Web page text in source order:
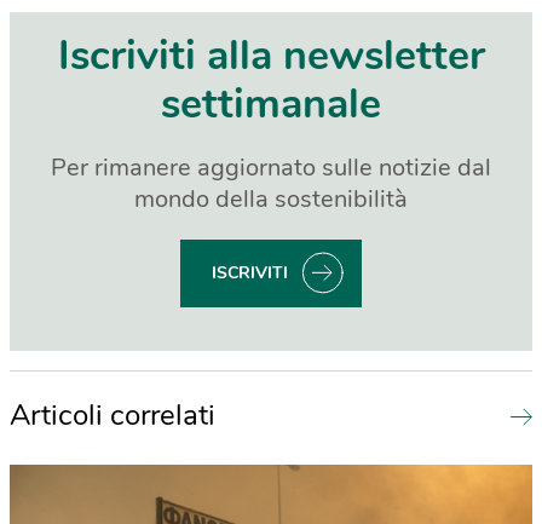
Iscriviti alla newsletter
settimanale
Per rimanere aggiornato sulle notizie dal
mondo della sostenibilità
ISCRIVITI
Articoli correlati